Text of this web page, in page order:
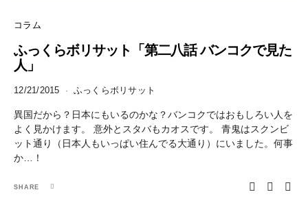
コラム
ふっくらボリサット「第二八話 バンコクで見た
人」
12/21/2015 ふっくらボリサット
異国だから？日本にもいるのかな？バンコクではおもしろい人を
よく見かけます。 意外とスタバもカオスです。 青鬼はスクンビ
ット通り（日本人もいっぱい住んでる大通り）にいました。何事
か…！
SHARE